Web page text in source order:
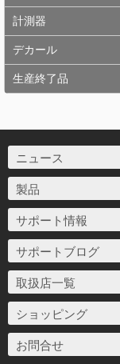
計測器
デカール
生産終了品
ニュース
製品
サポート情報
サポートブログ
取扱店一覧
ショッピング
お問合せ